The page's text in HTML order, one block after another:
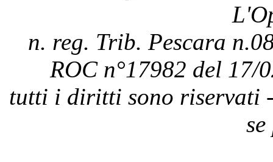
n. reg. Trib. Pescara
ROC n°17982 del 17/
tutti i diritti sono riservati